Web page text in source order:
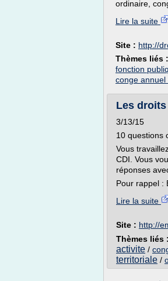
ordinaire,
Lire la suite
Site : http://
Thèmes liés :
fonction
conge annuel
Les
3/13/15
10 questions
Vous
CDI. Vous
réponses
Pour rappel :
Lire la suite
Site : http://
Thèmes liés :
activite /
territoriale /